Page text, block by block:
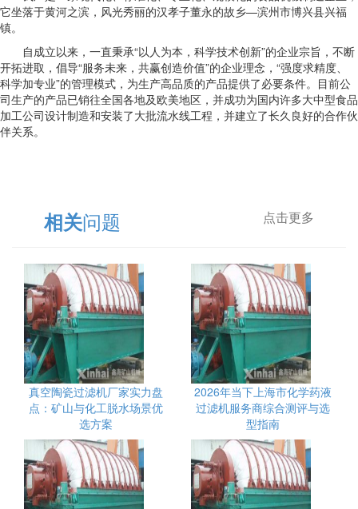
它坐落于黄河之滨，风光秀丽的汉孝子董永的故乡—滨州市博兴县兴福
镇。
自成立以来，一直秉承“以人为本，科学技术创新”的企业宗旨，不断
开拓进取，倡导“服务未来，共赢创造价值”的企业理念，“强度求精度、
科学加专业”的管理模式，为生产高品质的产品提供了必要条件。目前公
司生产的产品已销往全国各地及欧美地区，并成功为国内许多大中型食品
加工公司设计制造和安装了大批流水线工程，并建立了长久良好的合作伙
伴关系。
相关问题 点击更多
真空陶瓷过滤机厂家实力盘
点：矿山与化工脱水场景优
选方案
2026年当下上海市化学药液
过滤机服务商综合测评与选
型指南